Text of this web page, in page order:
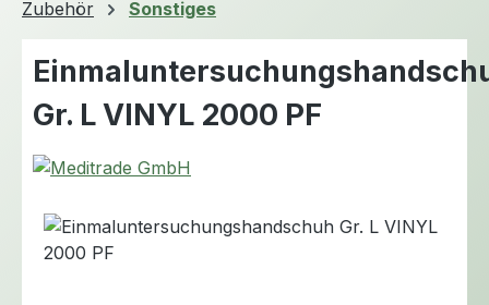
Zubehör Sonstiges
Gr. L VINYL 2000 PF
Bildergalerie überspringen